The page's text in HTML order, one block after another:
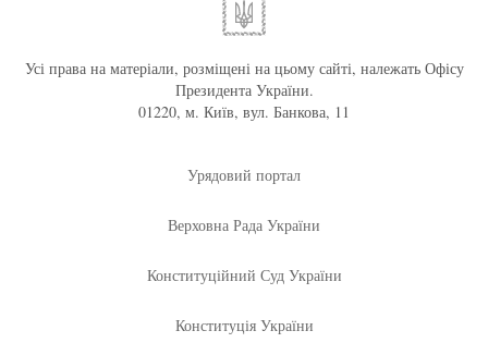
Усі права на матеріали, розміщені на цьому сайті, належать Офісу
Президента України.
01220, м. Київ, вул. Банкова, 11
Урядовий портал
Верховна Рада України
Конституційний Суд України
Конституція України